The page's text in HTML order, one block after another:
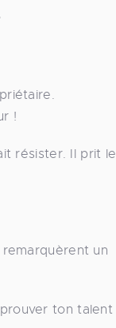
!
résister. Il prit le
un
ton talent